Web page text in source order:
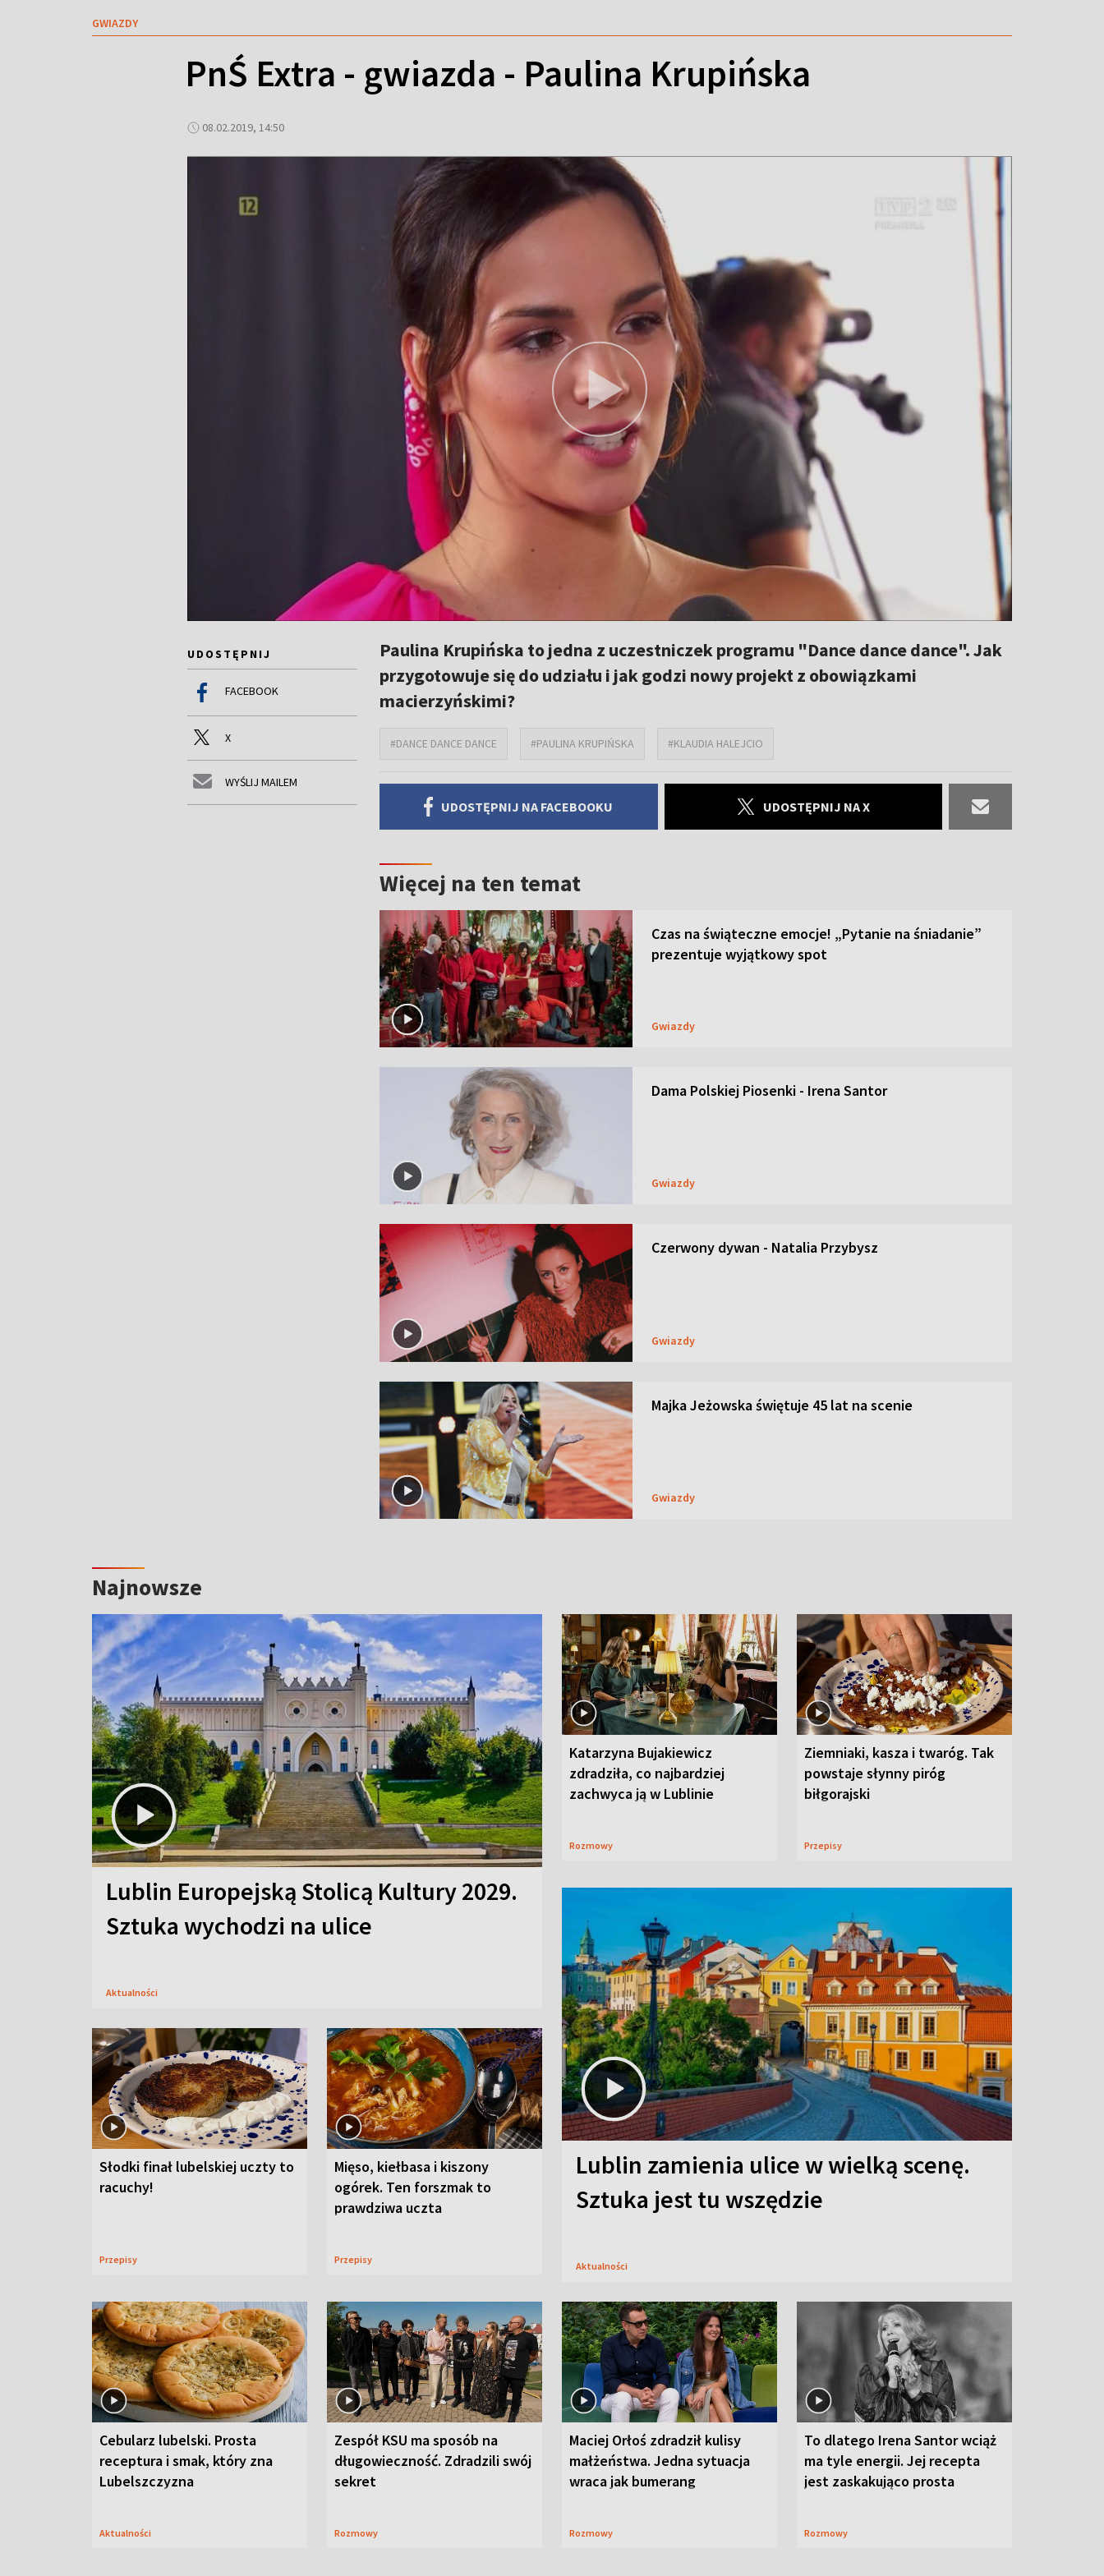
GWIAZDY
PnŚ Extra - gwiazda - Paulina Krupińska
08.02.2019, 14:50
UDOSTĘPNIJ
FACEBOOK
X
WYŚLIJ MAILEM
Paulina Krupińska to jedna z uczestniczek programu "Dance dance dance". Jak
przygotowuje się do udziału i jak godzi nowy projekt z obowiązkami
macierzyńskimi?
#DANCE DANCE DANCE #PAULINA KRUPIŃSKA #KLAUDIA HALEJCIO
UDOSTĘPNIJ NA FACEBOOKU UDOSTĘPNIJ NA X
Więcej na ten temat
Czas na świąteczne emocje! „Pytanie na śniadanie”
prezentuje wyjątkowy spot
Gwiazdy
Dama Polskiej Piosenki - Irena Santor
Gwiazdy
Czerwony dywan - Natalia Przybysz
Gwiazdy
Majka Jeżowska świętuje 45 lat na scenie
Gwiazdy
Najnowsze
Lublin Europejską Stolicą Kultury 2029.
Sztuka wychodzi na ulice
Aktualności
Katarzyna Bujakiewicz
zdradziła, co najbardziej
zachwyca ją w Lublinie
Rozmowy
Ziemniaki, kasza i twaróg. Tak
powstaje słynny piróg
biłgorajski
Przepisy
Słodki finał lubelskiej uczty to
racuchy!
Przepisy
Mięso, kiełbasa i kiszony
ogórek. Ten forszmak to
prawdziwa uczta
Przepisy
Lublin zamienia ulice w wielką scenę.
Sztuka jest tu wszędzie
Aktualności
Cebularz lubelski. Prosta
receptura i smak, który zna
Lubelszczyzna
Aktualności
Zespół KSU ma sposób na
długowieczność. Zdradzili swój
sekret
Rozmowy
Maciej Orłoś zdradził kulisy
małżeństwa. Jedna sytuacja
wraca jak bumerang
Rozmowy
To dlatego Irena Santor wciąż
ma tyle energii. Jej recepta
jest zaskakująco prosta
Rozmowy